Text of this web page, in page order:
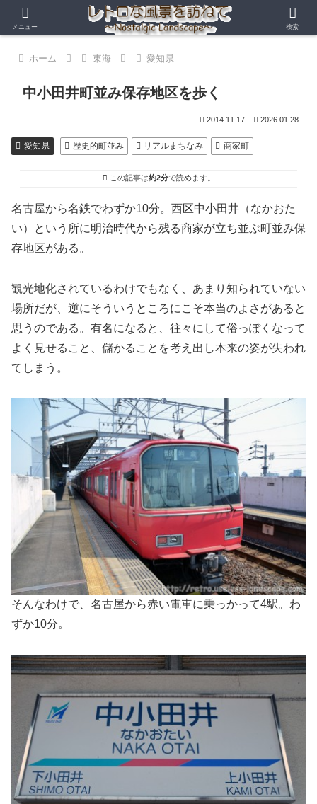
ホーム 東海 愛知県
中小田井町並み保存地区を歩く
2014.11.17 2026.01.28
愛知県 歴史的町並み リアルまちなみ 商家町
この記事は約2分で読めます。
名古屋から名鉄でわずか10分。西区中小田井（なかおた
い）という所に明治時代から残る商家が立ち並ぶ町並み保
存地区がある。
観光地化されているわけでもなく、あまり知られていない
場所だが、逆にそういうところにこそ本当のよさがあると
思うのである。有名になると、往々にして俗っぽくなって
よく見せること、儲かることを考え出し本来の姿が失われ
てしまう。
そんなわけで、名古屋から赤い電車に乗っかって4駅。わ
ずか10分。
メニュー 検索